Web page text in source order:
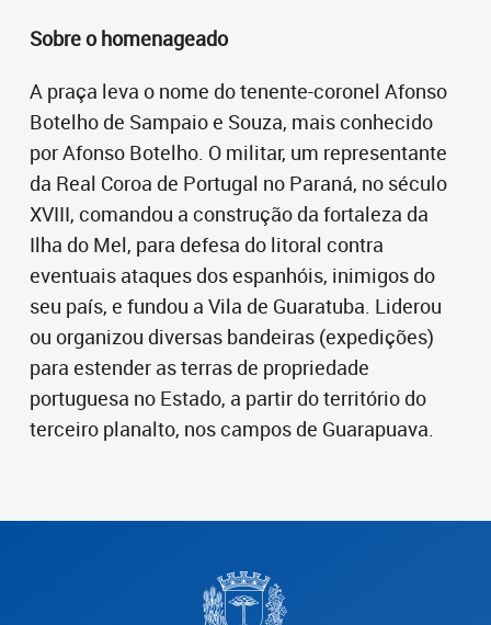
Sobre o homenageado
A praça leva o nome do tenente-coronel Afonso
Botelho de Sampaio e Souza, mais conhecido
por Afonso Botelho. O militar, um representante
da Real Coroa de Portugal no Paraná, no século
XVIII, comandou a construção da fortaleza da
Ilha do Mel, para defesa do litoral contra
eventuais ataques dos espanhóis, inimigos do
seu país, e fundou a Vila de Guaratuba. Liderou
ou organizou diversas bandeiras (expedições)
para estender as terras de propriedade
portuguesa no Estado, a partir do território do
terceiro planalto, nos campos de Guarapuava.